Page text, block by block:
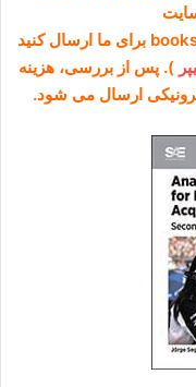
www.amazon.com و یا books.google.com برای ما ارسال کنید
). پس از بررسی، هزینه
ارسال می شود.